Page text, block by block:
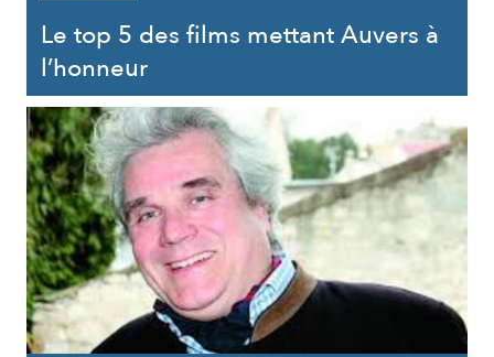
Le top 5 des films mettant Auvers à
l’honneur